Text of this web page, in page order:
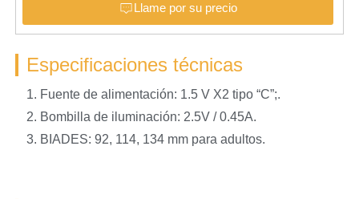
Llame por su precio
Especificaciones técnicas
1. Fuente de alimentación: 1.5 V X2 tipo “C”;.
2. Bombilla de iluminación: 2.5V / 0.45A.
3. BIADES: 92, 114, 134 mm para adultos.